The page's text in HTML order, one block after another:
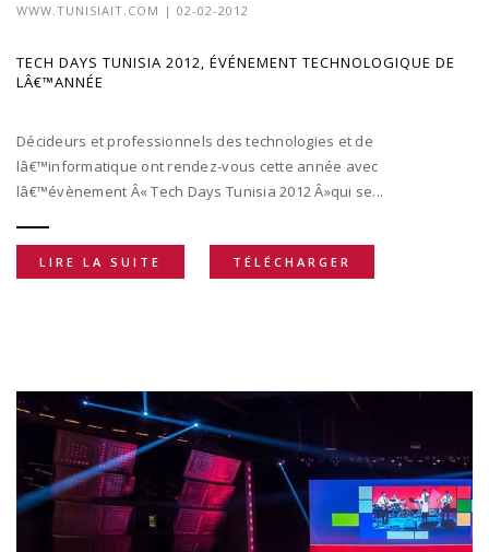
WWW.TUNISIAIT.COM | 02-02-2012
TECH DAYS TUNISIA 2012, ÉVÉNEMENT TECHNOLOGIQUE DE
LÂ€™ANNÉE
Décideurs et professionnels des technologies et de
lâ€™informatique ont rendez-vous cette année avec
lâ€™évènement Â« Tech Days Tunisia 2012 Â»qui se...
LIRE LA SUITE TÉLÉCHARGER